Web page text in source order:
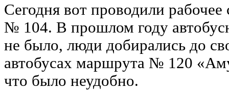
Сегодня вот проводили
№ 104. В прошлом году
не было, люди добирались до
автобусах маршрута № 120
что было неудобно.